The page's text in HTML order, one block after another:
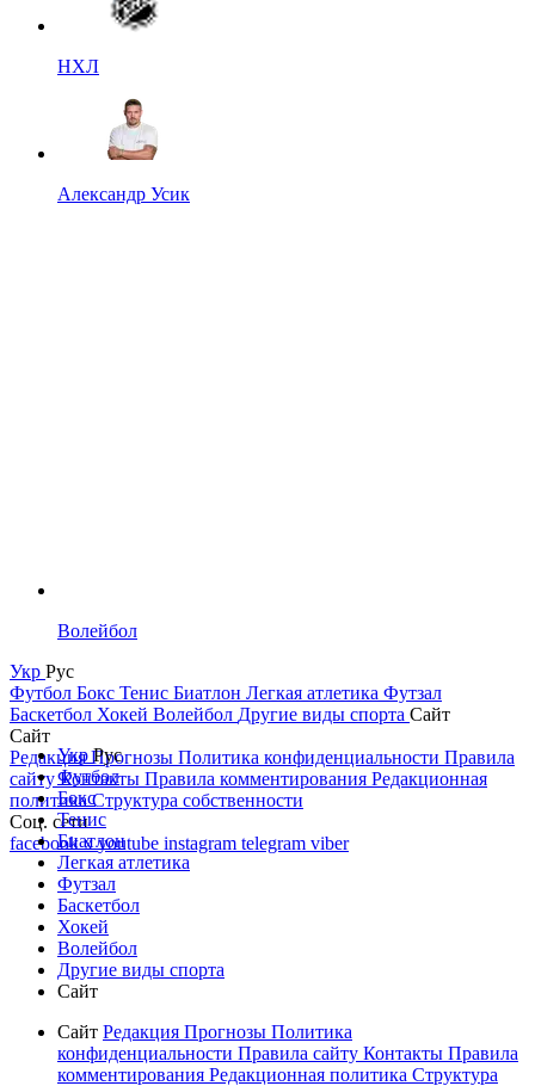
НХЛ
Александр Усик
Волейбол
Укр Рус
Футбол Бокс Тенис Биатлон Легкая атлетика Футзал
Баскетбол Хокей Волейбол Другие виды спорта Сайт
Сайт
РедакцияПрогнозы Политика конфиденциальности Правила
сайтуКонтакты Правила комментирования Редакционная
политикаСтруктура собственности
Соц. сети
facebookxyoutube instagram telegram viber
УкрРус
Футбол
Бокс
Тенис
Биатлон
Легкая атлетика
Футзал
Баскетбол
Хокей
Волейбол
Другие виды спорта
Сайт
Сайт Редакция Прогнозы Политика
конфиденциальности Правила сайту Контакты Правила
комментирования Редакционная политика Структура